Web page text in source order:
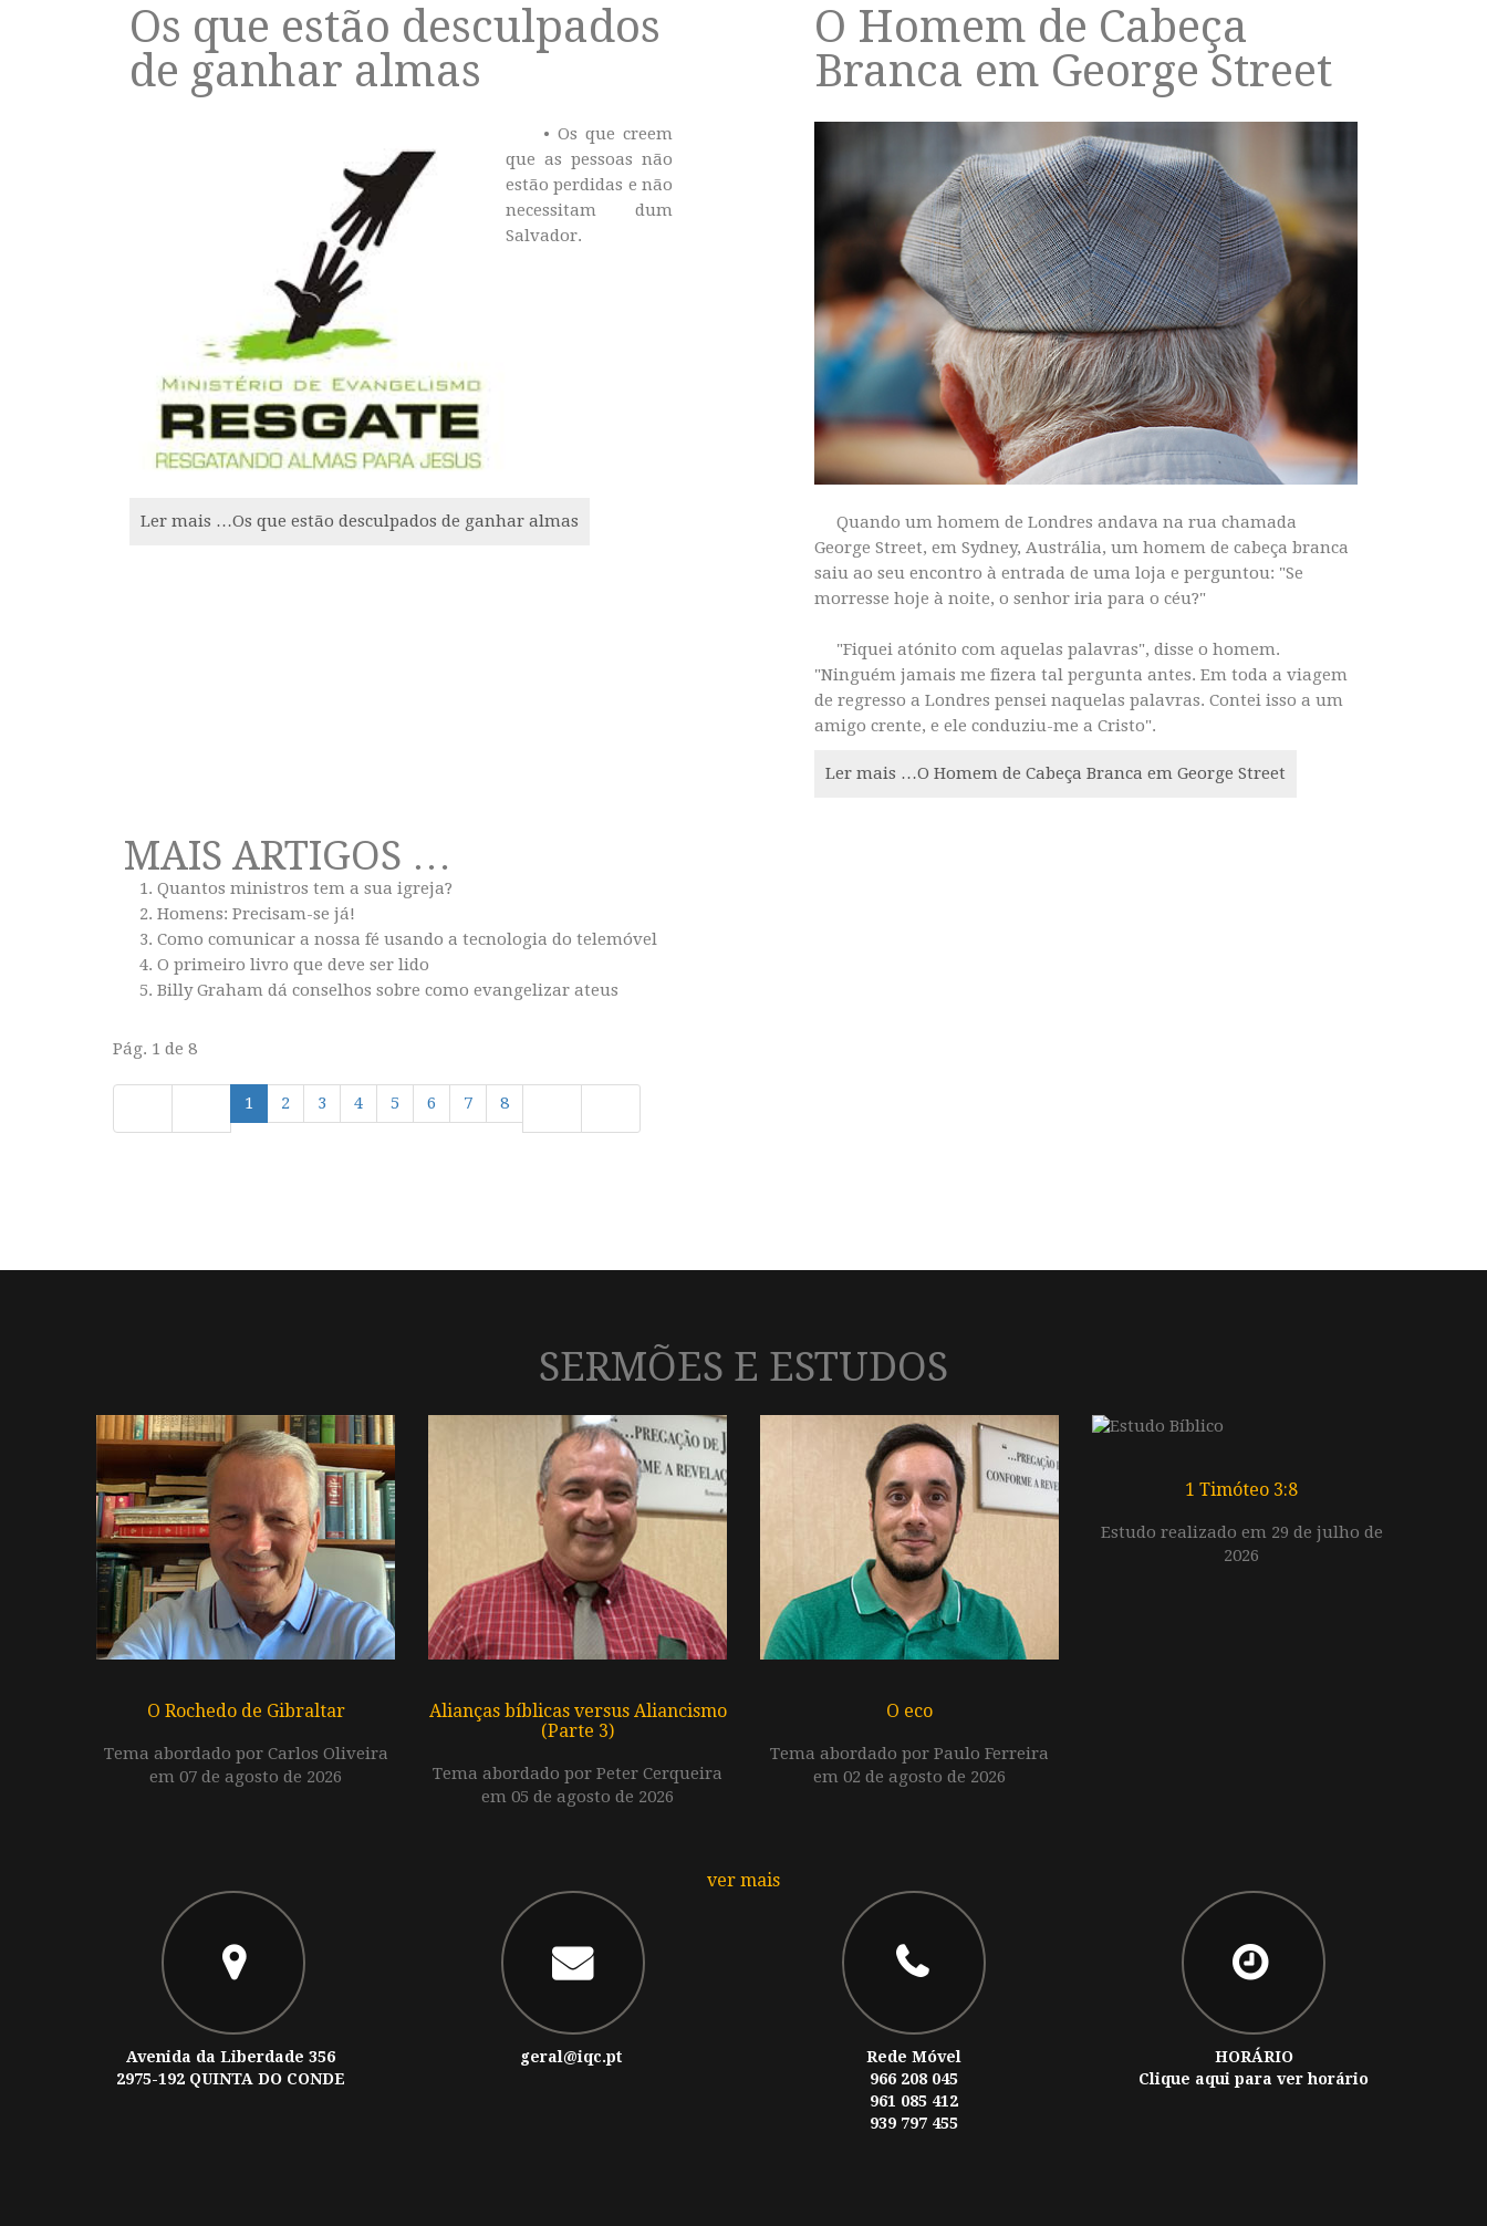
Os que estão desculpados
de ganhar almas
• Os que creem
que as pessoas não
estão perdidas e não
necessitam dum
Salvador.
Ler mais …Os que estão desculpados de ganhar almas
O Homem de Cabeça
Branca em George Street
Quando um homem de Londres andava na rua chamada
George Street, em Sydney, Austrália, um homem de cabeça branca
saiu ao seu encontro à entrada de uma loja e perguntou: "Se
morresse hoje à noite, o senhor iria para o céu?"
"Fiquei atónito com aquelas palavras", disse o homem.
"Ninguém jamais me fizera tal pergunta antes. Em toda a viagem
de regresso a Londres pensei naquelas palavras. Contei isso a um
amigo crente, e ele conduziu-me a Cristo".
Ler mais …O Homem de Cabeça Branca em George Street
MAIS ARTIGOS …
Quantos ministros tem a sua igreja?
Homens: Precisam-se já!
Como comunicar a nossa fé usando a tecnologia do telemóvel
O primeiro livro que deve ser lido
Billy Graham dá conselhos sobre como evangelizar ateus
Pág. 1 de 8
1 2 3 4 5 6 7 8
SERMÕES E ESTUDOS
O Rochedo de Gibraltar
Tema abordado por Carlos Oliveira
em 07 de agosto de 2026
Alianças bíblicas versus Aliancismo
(Parte 3)
Tema abordado por Peter Cerqueira
em 05 de agosto de 2026
O eco
Tema abordado por Paulo Ferreira
em 02 de agosto de 2026
1 Timóteo 3:8
Estudo realizado em 29 de julho de
2026
ver mais
Avenida da Liberdade 356
2975-192 QUINTA DO CONDE
geral@iqc.pt
Rede Móvel
966 208 045
961 085 412
939 797 455
HORÁRIO
Clique aqui para ver horário